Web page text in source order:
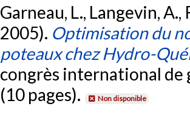
Garneau, L., Langevin,
2005). Optimisation du
poteaux chez Hydro-
congrès international de
(10 pages).
Non disponible